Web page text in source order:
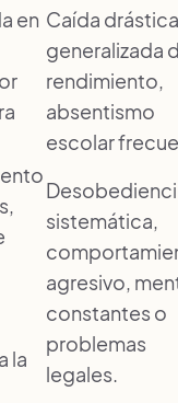
en Caída
generalizada
rendimiento,
absentismo
escolar
la
sistemática,
agresivo,
constantes o
problemas
legales.